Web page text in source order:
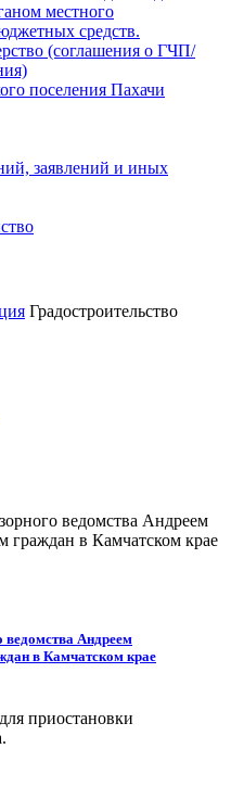
местного
средств.
(соглашения о ГЧП/
поселения Пахачи
заявлений и иных
Градостроительство
ведомства Андреем
в Камчатском крае